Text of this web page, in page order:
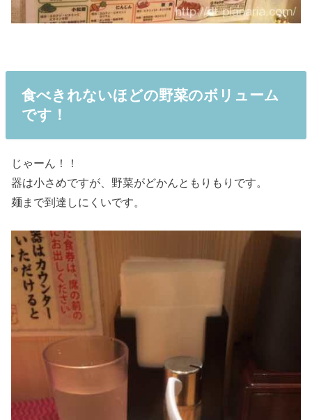
食べきれないほどの野菜のボリューム
です！
じゃーん！！
器は小さめですが、野菜がどかんともりもりです。
麺まで到達しにくいです。